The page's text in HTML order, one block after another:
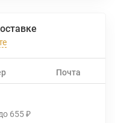
Почта
655 ₽